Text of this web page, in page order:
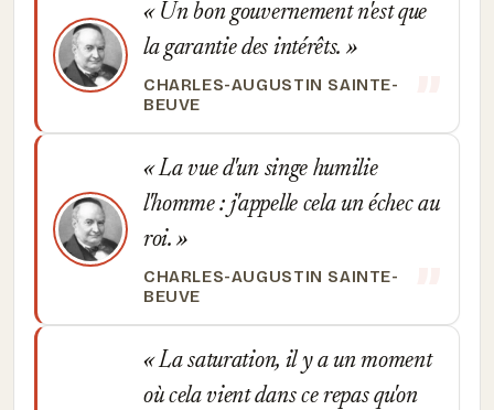
Un bon gouvernement n'est que
la garantie des intérêts.
CHARLES-AUGUSTIN SAINTE-
BEUVE
La vue d'un singe humilie
l'homme : j'appelle cela un échec au
roi.
CHARLES-AUGUSTIN SAINTE-
BEUVE
La saturation, il y a un moment
où cela vient dans ce repas qu'on